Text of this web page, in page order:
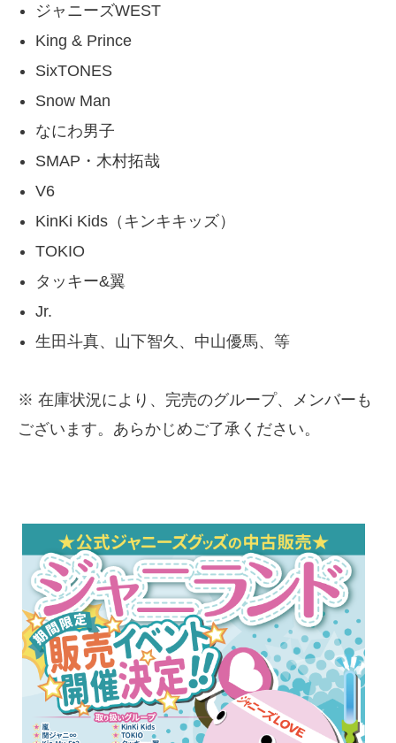
ジャニーズWEST
King & Prince
SixTONES
Snow Man
なにわ男子
SMAP・木村拓哉
V6
KinKi Kids（キンキキッズ）
TOKIO
タッキー&翼
Jr.
生田斗真、山下智久、中山優馬、等
※ 在庫状況により、完売のグループ、メンバーも
ございます。あらかじめご了承ください。